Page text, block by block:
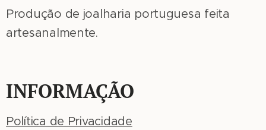
Produção de joalharia portuguesa feita
artesanalmente.
INFORMAÇÃO
Política de Privacidade